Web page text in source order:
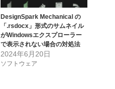
DesignSpark Mechanical の
「.rsdocx」形式のサムネイル
がWindowsエクスプローラー
で表示されない場合の対処法
2024年6月20日
ソフトウェア